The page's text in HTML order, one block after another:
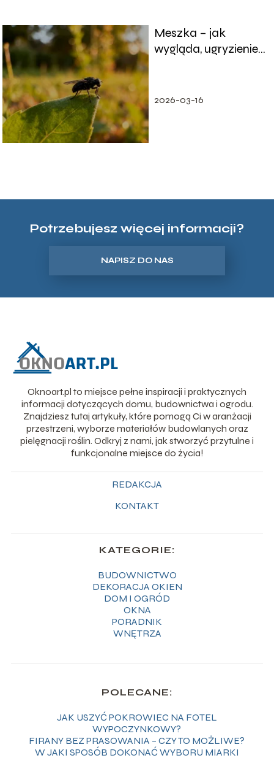
Meszka – jak
wygląda, ugryzienie i
2026-03-16
Potrzebujesz więcej informacji?
NAPISZ DO NAS
Oknoart.pl to miejsce pełne inspiracji i praktycznych
informacji dotyczących domu, budownictwa i ogrodu.
Znajdziesz tutaj artykuły, które pomogą Ci w aranżacji
przestrzeni, wyborze materiałów budowlanych oraz
pielęgnacji roślin. Odkryj z nami, jak stworzyć przytulne i
funkcjonalne miejsce do życia!
REDAKCJA
KONTAKT
KATEGORIE:
BUDOWNICTWO
DEKORACJA OKIEN
DOM I OGRÓD
OKNA
PORADNIK
WNĘTRZA
POLECANE:
JAK USZYĆ POKROWIEC NA FOTEL
WYPOCZYNKOWY?
FIRANY BEZ PRASOWANIA – CZY TO MOŻLIWE?
W JAKI SPOSÓB DOKONAĆ WYBORU MIARKI